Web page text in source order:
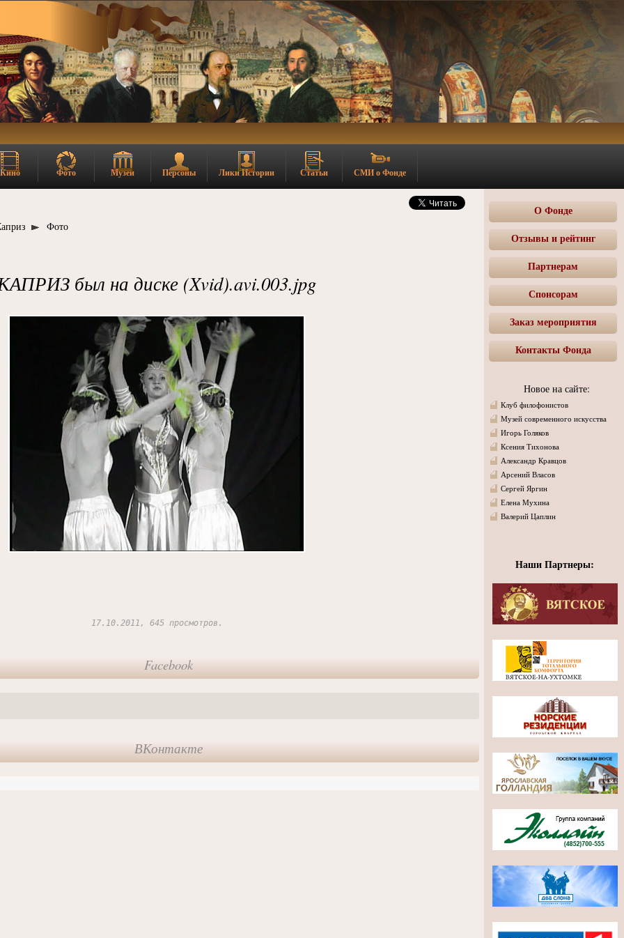
Кино Фото Музеи Персоны Лики Истории Статьи СМИ о Фонде
Фото
был на диске (Xvid).avi.003.jpg
17.10.2011, 645 просмотров.
Facebook
ВКонтакте
О Фонде
Отзывы и рейтинг
Партнерам
Спонсорам
Заказ мероприятия
Контакты Фонда
Новое на сайте:
Клуб филофонистов
Музей современного искусства
Игорь Голяков
Ксения Тихонова
Александр Кравцов
Арсений Власов
Сергей Яргин
Елена Мухина
Валерий Цаплин
Наши Партнеры: